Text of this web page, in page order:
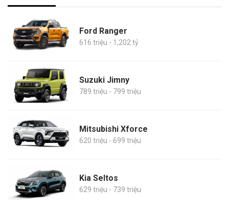
Ford Ranger
616 triệu - 1,202 tỷ
Suzuki Jimny
789 triệu - 799 triệu
Mitsubishi Xforce
620 triệu - 699 triệu
Kia Seltos
629 triệu - 739 triệu